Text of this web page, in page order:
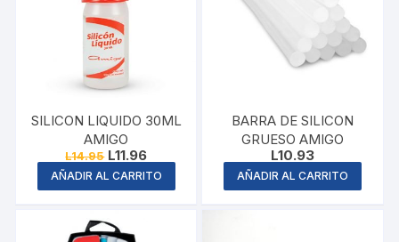
SILICON LIQUIDO 30ML
AMIGO
L14.95 Original
price
was:
L14.95.
L11.96Current
price
is:
L11.96.
AÑADIR AL CARRITO
BARRA DE SILICON
GRUESO AMIGO
L10.93
AÑADIR AL CARRITO